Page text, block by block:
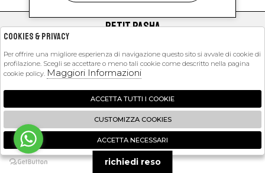
PETIT PASHA
EXTRA
2026 Petit Pasha - P.iva : 09423341214 Powered by
Zucchetti
🍪
richiedi reso
Cookies & Privacy
Per offrire una migliore esperienza di navigazione questo sito si avvale di cookie di
profilazione. Scegli se accettare o meno tali cookie come descritto nella pagina
cookie policy. Maggiori Informazioni
ACCETTA TUTTI I COOKIE
CUSTOMIZZA COOKIES
ACCETTA NECESSARI